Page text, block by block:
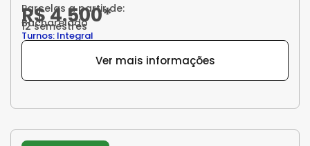
Parcelas a partir de:
R$ 4.500*
Bacharelado
12 semestres
Turnos: Integral
Ver mais informações